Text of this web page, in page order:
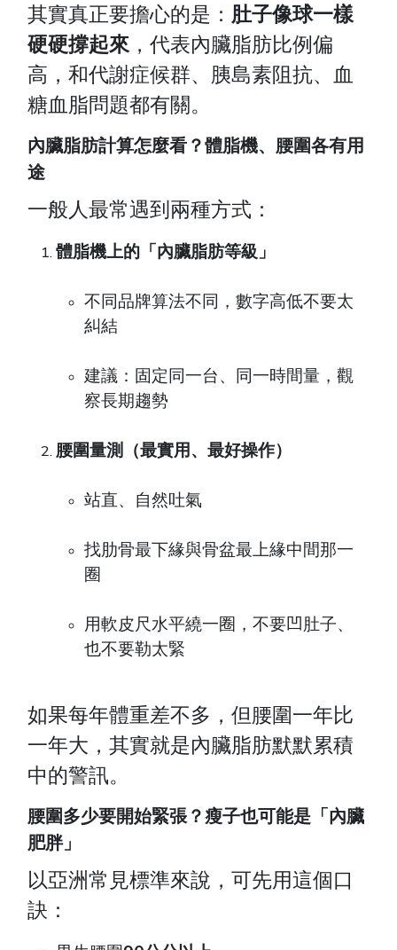
其實真正要擔心的是： 肚子像球一樣
硬硬撐起來，代表內臟脂肪比例偏
高，和代謝症候群、胰島素阻抗、血
糖血脂問題都有關。
內臟脂肪計算怎麼看？體脂機、腰圍各有用
途
一般人最常遇到兩種方式：
體脂機上的「內臟脂肪等級」
不同品牌算法不同，數字高低不要太
糾結
建議：固定同一台、同一時間量，觀
察長期趨勢
腰圍量測（最實用、最好操作）
站直、自然吐氣
找肋骨最下緣與骨盆最上緣中間那一
圈
用軟皮尺水平繞一圈，不要凹肚子、
也不要勒太緊
如果每年體重差不多，但腰圍一年比
一年大，其實就是內臟脂肪默默累積
中的警訊。
腰圍多少要開始緊張？瘦子也可能是「內臟
肥胖」
以亞洲常見標準來說，可先用這個口
訣：